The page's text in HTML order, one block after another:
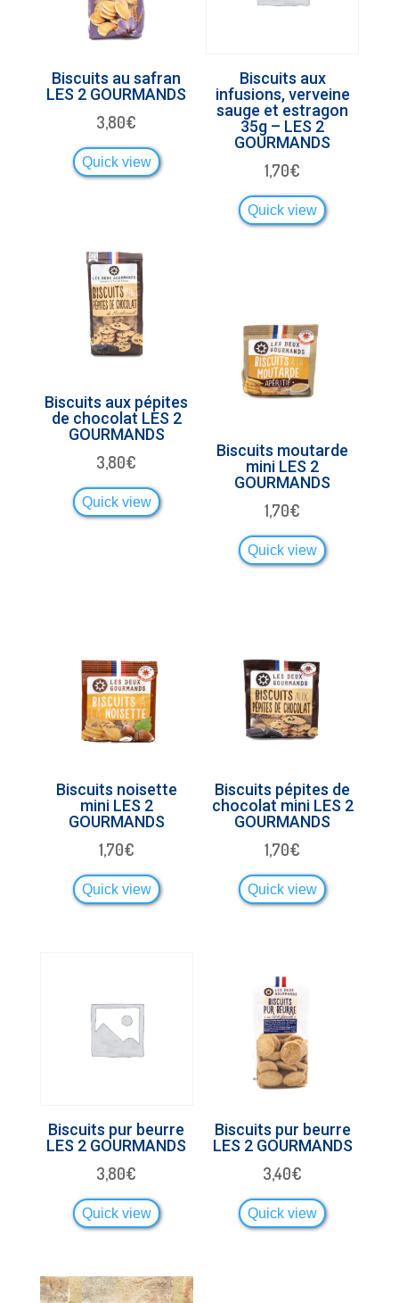
Biscuits au safran
LES 2 GOURMANDS
3,80€
Quick view
Biscuits aux
infusions, verveine
sauge et estragon
35g – LES 2
GOURMANDS
1,70€
Quick view
Biscuits aux pépites
de chocolat LES 2
GOURMANDS
3,80€
Quick view
Biscuits moutarde
mini LES 2
GOURMANDS
1,70€
Quick view
Biscuits noisette
mini LES 2
GOURMANDS
1,70€
Quick view
Biscuits pépites de
chocolat mini LES 2
GOURMANDS
1,70€
Quick view
Biscuits pur beurre
LES 2 GOURMANDS
3,80€
Quick view
Biscuits pur beurre
LES 2 GOURMANDS
3,40€
Quick view